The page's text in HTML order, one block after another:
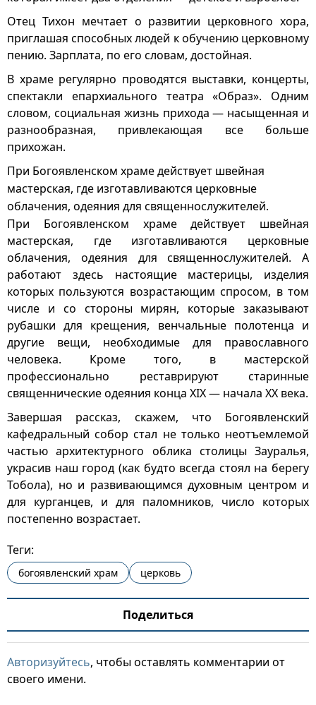
Отец Тихон мечтает о развитии церковного хора,
приглашая способных людей к обучению церковному
пению. Зарплата, по его словам, достойная.
В храме регулярно проводятся выставки, концерты,
спектакли епархиального театра «Образ». Одним
словом, социальная жизнь прихода — насыщенная и
разнообразная, привлекающая все больше
прихожан.
При Богоявленском храме действует швейная
мастерская, где изготавливаются церковные
облачения, одеяния для священнослужителей.
При Богоявленском храме действует швейная
мастерская, где изготавливаются церковные
облачения, одеяния для священнослужителей. А
работают здесь настоящие мастерицы, изделия
которых пользуются возрастающим спросом, в том
числе и со стороны мирян, которые заказывают
рубашки для крещения, венчальные полотенца и
другие вещи, необходимые для православного
человека. Кроме того, в мастерской
профессионально реставрируют старинные
священнические одеяния конца ХIХ — начала ХХ века.
Завершая рассказ, скажем, что Богоявленский
кафедральный собор стал не только неотъемлемой
частью архитектурного облика столицы Зауралья,
украсив наш город (как будто всегда стоял на берегу
Тобола), но и развивающимся духовным центром и
для курганцев, и для паломников, число которых
постепенно возрастает.
Теги:
богоявленский храм церковь
Поделиться
Авторизуйтесь, чтобы оставлять комментарии от
своего имени.